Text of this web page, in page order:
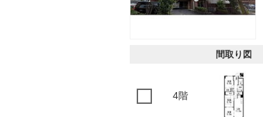
間取り図
4階